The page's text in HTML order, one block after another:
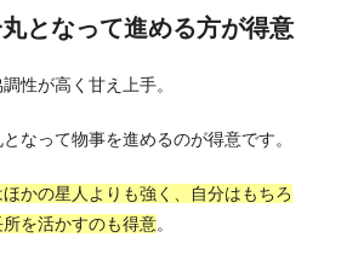
となって進める方が得意
性が高く甘え上手。
なって物事を進めるのが得意です。
かの星人よりも強く、自分はもちろ
を活かすのも得意。